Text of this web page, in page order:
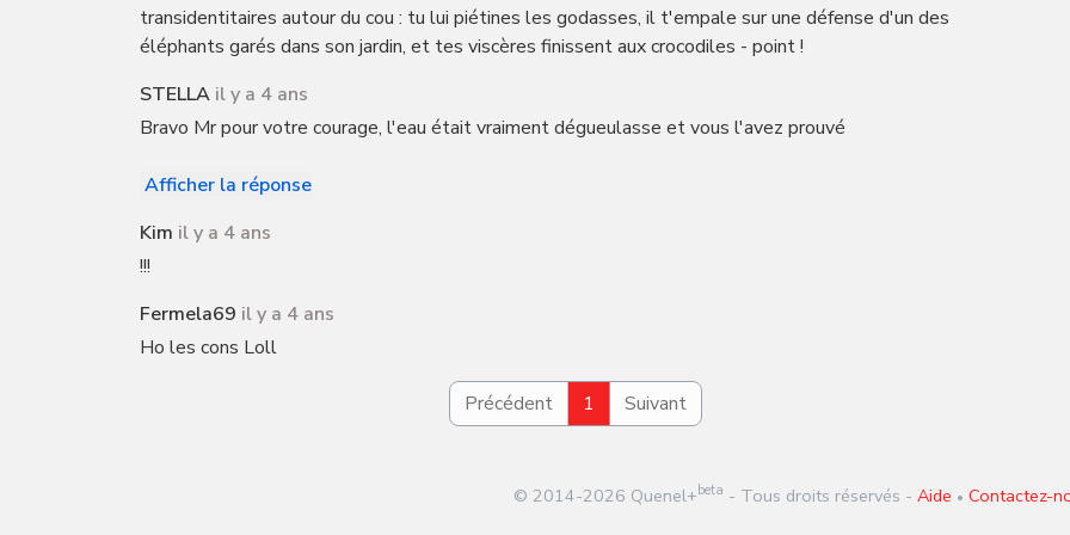
transidentitaires autour du cou : tu lui piétines les godasses, il t'empale sur une défense d'un des
éléphants garés dans son jardin, et tes viscères finissent aux crocodiles - point !
STELLA il y a 4 ans
Bravo Mr pour votre courage, l'eau était vraiment dégueulasse et vous l'avez prouvé
Afficher la réponse
Kim il y a 4 ans
!!!
Fermela69 il y a 4 ans
Ho les cons Loll
Précédent 1 Suivant
© 2014-2026 Quenel+beta - Tous droits réservés - Aide • Contactez-